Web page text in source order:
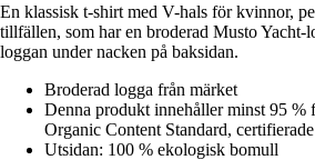
En klassisk t-shirt med V-hals för kvinnor,
tillfällen, som har en broderad Musto Yacht-
loggan under nacken på baksidan.
Broderad logga från märket
Denna produkt innehåller minst 95 %
Organic Content Standard,
Utsidan: 100 % ekologisk bomull